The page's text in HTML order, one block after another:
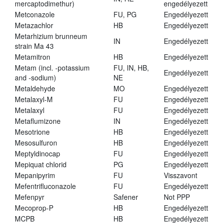
mercaptodimethur)
engedélyezett
Metconazole
FU, PG
Engedélyezett
Metazachlor
HB
Engedélyezett
Metarhizium brunneum
strain Ma 43
IN
Engedélyezett
Metamitron
HB
Engedélyezett
Metam (incl. -potassium
and -sodium)
FU, IN, HB,
NE
Engedélyezett
Metaldehyde
MO
Engedélyezett
Metalaxyl-M
FU
Engedélyezett
Metalaxyl
FU
Engedélyezett
Metaflumizone
IN
Engedélyezett
Mesotrione
HB
Engedélyezett
Mesosulfuron
HB
Engedélyezett
Meptyldinocap
FU
Engedélyezett
Mepiquat chlorid
PG
Engedélyezett
Mepanipyrim
FU
Visszavont
Mefentrifluconazole
FU
Engedélyezett
Mefenpyr
Safener
Not PPP
Mecoprop-P
HB
Engedélyezett
MCPB
HB
Engedélyezett